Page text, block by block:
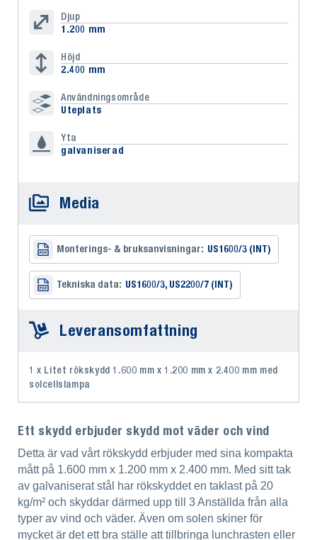
Djup
1.200 mm
Höjd
2.400 mm
Användningsområde
Uteplats
Yta
galvaniserad
Media
Monterings- & bruksanvisningar: US1600/3 (INT)
Tekniska data: US1600/3, US2200/7 (INT)
Leveransomfattning
1 x Litet rökskydd 1.600 mm x 1.200 mm x 2.400 mm med
solcellslampa
Ett skydd erbjuder skydd mot väder och vind
Detta är vad vårt rökskydd erbjuder med sina kompakta
mått på 1.600 mm x 1.200 mm x 2.400 mm. Med sitt tak
av galvaniserat stål har rökskyddet en taklast på 20
kg/m² och skyddar därmed upp till 3 Anställda från alla
typer av vind och väder. Även om solen skiner för
mycket är det ett bra ställe att tillbringa lunchrasten eller